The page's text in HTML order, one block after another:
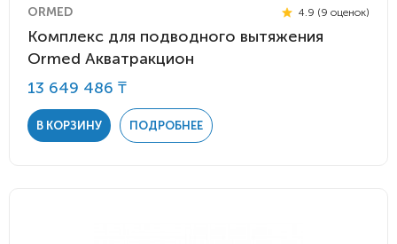
ORMED 4.9 (9 оценок)
Комплекс для подводного вытяжения
Ormed Акватракцион
13 649 486 ₸
В КОРЗИНУ ПОДРОБНЕЕ